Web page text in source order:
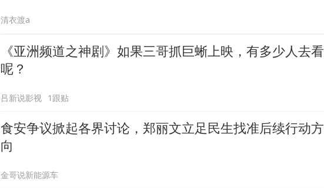
清衣渡a
《亚洲频道之神剧》如果三哥抓巨蜥上映，有多少人去看
呢？
吕新说影视 1跟贴
食安争议掀起各界讨论，郑丽文立足民生找准后续行动方
向
金哥说新能源车